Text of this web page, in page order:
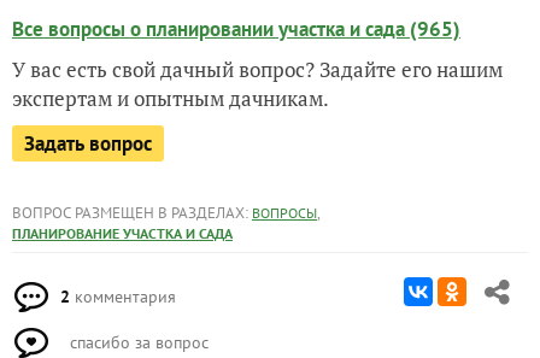
Все вопросы о планировании участка и сада (965)
У вас есть свой дачный вопрос? Задайте его нашим
экспертам и опытным дачникам.
Задать вопрос
ВОПРОС РАЗМЕЩЕН В РАЗДЕЛАХ: ВОПРОСЫ,
ПЛАНИРОВАНИЕ УЧАСТКА И САДА
2 комментария
спасибо за вопрос